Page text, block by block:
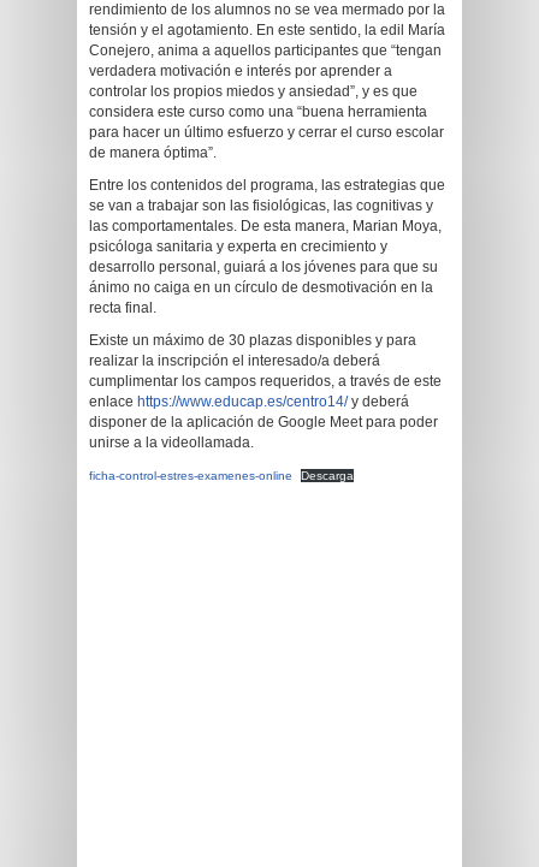
rendimiento de los alumnos no se vea mermado por la
tensión y el agotamiento. En este sentido, la edil María
Conejero, anima a aquellos participantes que “tengan
verdadera motivación e interés por aprender a
controlar los propios miedos y ansiedad”, y es que
considera este curso como una “buena herramienta
para hacer un último esfuerzo y cerrar el curso escolar
de manera óptima”.
Entre los contenidos del programa, las estrategias que
se van a trabajar son las fisiológicas, las cognitivas y
las comportamentales. De esta manera, Marian Moya,
psicóloga sanitaria y experta en crecimiento y
desarrollo personal, guiará a los jóvenes para que su
ánimo no caiga en un círculo de desmotivación en la
recta final.
Existe un máximo de 30 plazas disponibles y para
realizar la inscripción el interesado/a deberá
cumplimentar los campos requeridos, a través de este
enlace https://www.educap.es/centro14/y deberá
disponer de la aplicación de Google Meet para poder
unirse a la videollamada.
ficha-control-estres-examenes-online Descarga